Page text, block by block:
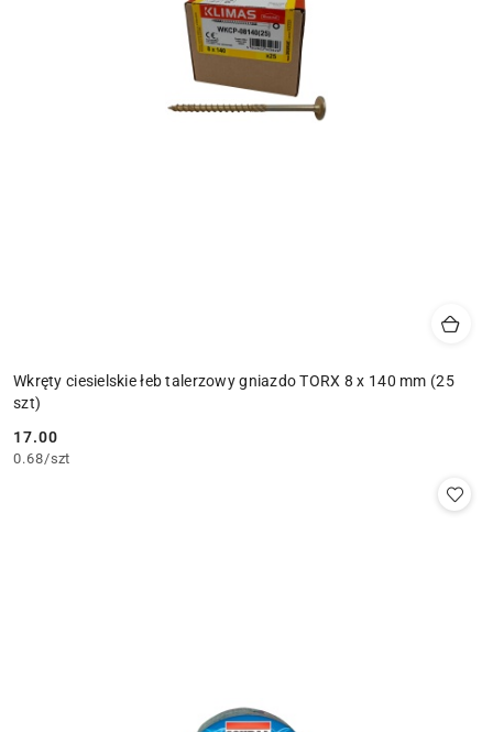
Wkręty ciesielskie łeb talerzowy gniazdo TORX 8 x 140 mm (25
szt)
Cena:
17.00
0.68/szt